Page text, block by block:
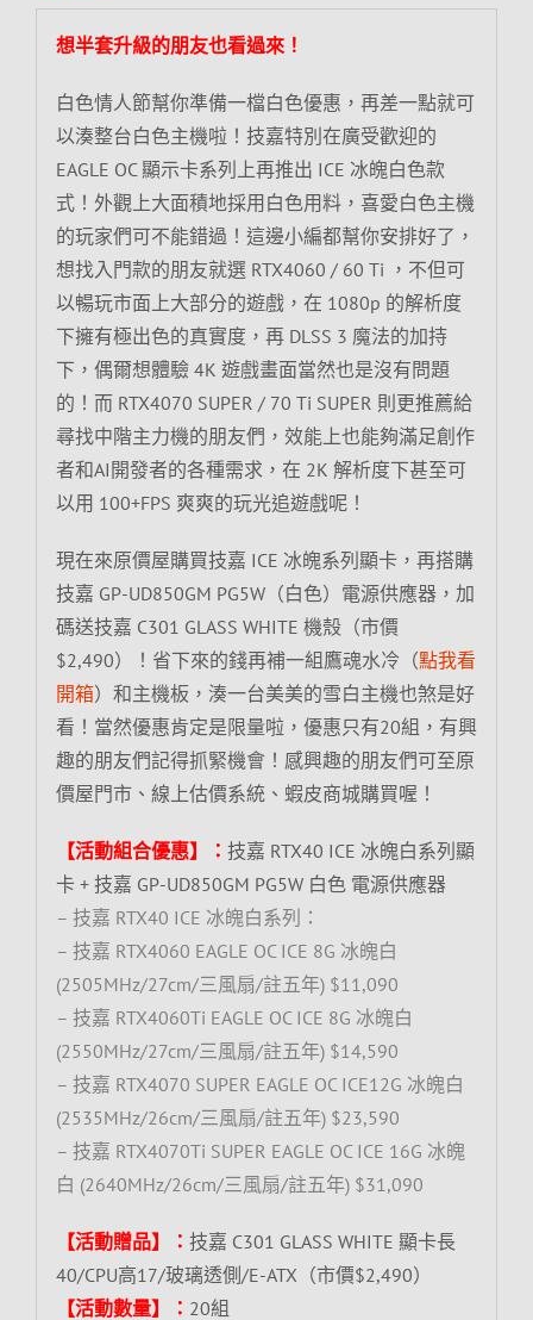
想半套升級的朋友也看過來！
白色情人節幫你準備一檔白色優惠，再差一點就可
以湊整台白色主機啦！技嘉特別在廣受歡迎的
EAGLE OC 顯示卡系列上再推出 ICE 冰魄白色款
式！外觀上大面積地採用白色用料，喜愛白色主機
的玩家們可不能錯過！這邊小編都幫你安排好了，
想找入門款的朋友就選 RTX4060 / 60 Ti ，不但可
以暢玩市面上大部分的遊戲，在 1080p 的解析度
下擁有極出色的真實度，再 DLSS 3 魔法的加持
下，偶爾想體驗 4K 遊戲畫面當然也是沒有問題
的！而 RTX4070 SUPER / 70 Ti SUPER 則更推薦給
尋找中階主力機的朋友們，效能上也能夠滿足創作
者和AI開發者的各種需求，在 2K 解析度下甚至可
以用 100+FPS 爽爽的玩光追遊戲呢！
現在來原價屋購買技嘉 ICE 冰魄系列顯卡，再搭購
技嘉 GP-UD850GM PG5W（白色）電源供應器，加
碼送技嘉 C301 GLASS WHITE 機殼（市價
$2,490）！省下來的錢再補一組鷹魂水冷（點我看
開箱）和主機板，湊一台美美的雪白主機也煞是好
看！當然優惠肯定是限量啦，優惠只有20組，有興
趣的朋友們記得抓緊機會！感興趣的朋友們可至原
價屋門市、線上估價系統、蝦皮商城購買喔！
【活動組合優惠】： 技嘉 RTX40 ICE 冰魄白系列顯
卡 + 技嘉 GP-UD850GM PG5W 白色 電源供應器
– 技嘉 RTX40 ICE 冰魄白系列：
– 技嘉 RTX4060 EAGLE OC ICE 8G 冰魄白
(2505MHz/27cm/三風扇/註五年) $11,090
– 技嘉 RTX4060Ti EAGLE OC ICE 8G 冰魄白
(2550MHz/27cm/三風扇/註五年) $14,590
– 技嘉 RTX4070 SUPER EAGLE OC ICE12G 冰魄白
(2535MHz/26cm/三風扇/註五年) $23,590
– 技嘉 RTX4070Ti SUPER EAGLE OC ICE 16G 冰魄
白 (2640MHz/26cm/三風扇/註五年) $31,090
【活動贈品】： 技嘉 C301 GLASS WHITE 顯卡長
40/CPU高17/玻璃透側/E-ATX（市價$2,490）
【活動數量】： 20組